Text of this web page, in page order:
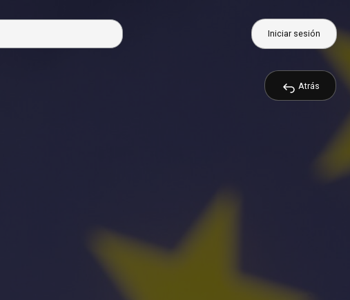
Iniciar sesión
Atrás